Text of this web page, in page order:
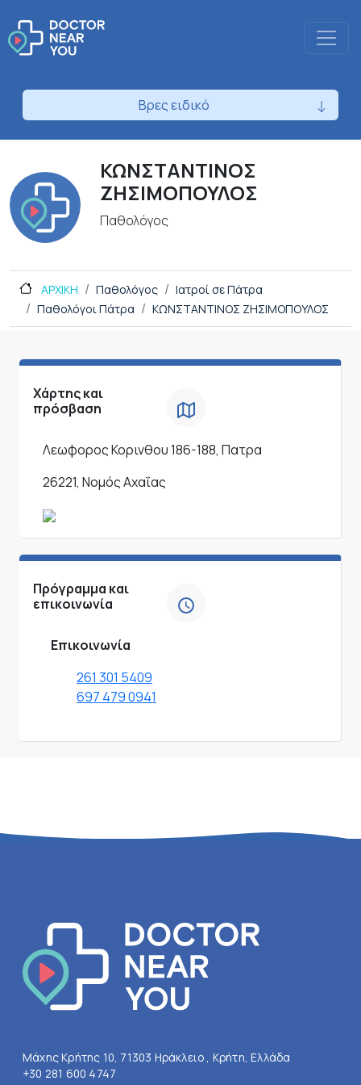
Βρες ειδικό
ΚΩΝΣΤΑΝΤΙΝΟΣ
ΖΗΣΙΜΟΠΟΥΛΟΣ
Παθολόγος
ΑΡΧΙΚΗ Παθολόγος
Ιατροί σε Πάτρα
Παθολόγοι Πάτρα
ΚΩΝΣΤΑΝΤΙΝΟΣ ΖΗΣΙΜΟΠΟΥΛΟΣ
Χάρτης και
πρόσβαση
Λεωφορος Κορινθου 186-188, Πατρα
26221, Νομός Αχαΐας
Πρόγραμμα και
επικοινωνία
Επικοινωνία
261 301 5409
697 479 0941
Μάχης Κρήτης 10, 71303 Ηράκλειο , Κρήτη, Ελλάδα
+30 281 600 4747